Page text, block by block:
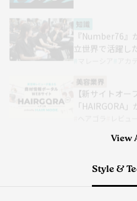
美容業界
【新サイトオ
「HAIRGORA」
知識
パーマ アカデミ